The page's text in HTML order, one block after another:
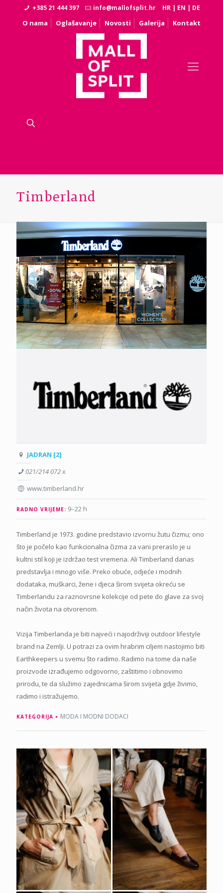
+385 21 444 397 info@mallofsplit.hr HR | EN | DE
O nama Oglašavanje Novosti Galerija Kontakt
Timberland
JADRAN [2]
021/214 072x
www.timberland.hr
RADNO VRIJEME: 9–22 h
Timberland je 1973. godine predstavio izvornu žutu čizmu; ono
što je počelo kao funkcionalna čizma za vani preraslo je u
kultni stil koji je izdržao test vremena. Ali Timberland danas
predstavlja i mnogo više. Preko obuće, odjeće i modnih
dodataka, muškarci, žene i djeca širom svijeta okreću se
Timberlandu za raznovrsne kolekcije od pete do glave za svoj
način života na otvorenom.
Vizija Timberlanda je biti najveći i najodrživiji outdoor lifestyle
brand na Zemlji. U potrazi za ovim hrabrim ciljem nastojimo biti
Earthkeepers u svemu što radimo. Radimo na tome da naše
proizvode izrađujemo odgovorno, zaštitimo i obnovimo
prirodu, te da služimo zajednicama širom svijeta gdje živimo,
radimo i istražujemo.
KATEGORIJA MODA I MODNI DODACI